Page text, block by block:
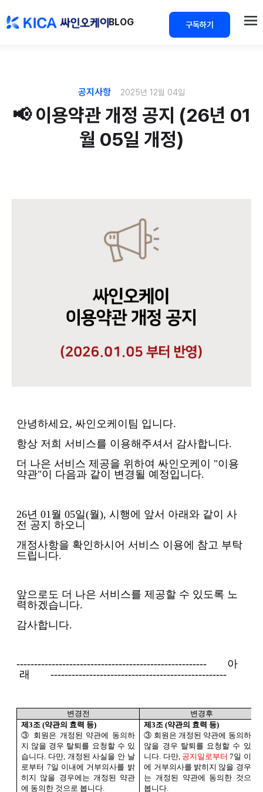
BLOG
구독하기
공지사항 2025년 12월 04일
📢 이용약관 개정 공지 (26년 01
월 05일 개정)